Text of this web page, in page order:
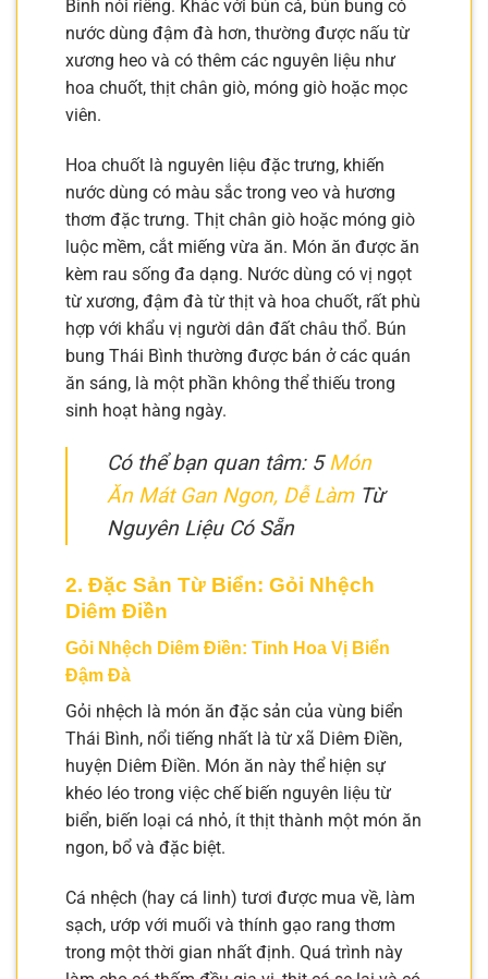
Bình nói riêng. Khác với bún cá, bún bung có
nước dùng đậm đà hơn, thường được nấu từ
xương heo và có thêm các nguyên liệu như
hoa chuốt, thịt chân giò, móng giò hoặc mọc
viên.
Hoa chuốt là nguyên liệu đặc trưng, khiến
nước dùng có màu sắc trong veo và hương
thơm đặc trưng. Thịt chân giò hoặc móng giò
luộc mềm, cắt miếng vừa ăn. Món ăn được ăn
kèm rau sống đa dạng. Nước dùng có vị ngọt
từ xương, đậm đà từ thịt và hoa chuốt, rất phù
hợp với khẩu vị người dân đất châu thổ. Bún
bung Thái Bình thường được bán ở các quán
ăn sáng, là một phần không thể thiếu trong
sinh hoạt hàng ngày.
Có thể bạn quan tâm: 5Món
Ăn Mát Gan Ngon, Dễ LàmTừ
Nguyên Liệu Có Sẵn
2. Đặc Sản Từ Biển: Gỏi Nhệch
Diêm Điền
Gỏi Nhệch Diêm Điền: Tinh Hoa Vị Biển
Đậm Đà
Gỏi nhệch là món ăn đặc sản của vùng biển
Thái Bình, nổi tiếng nhất là từ xã Diêm Điền,
huyện Diêm Điền. Món ăn này thể hiện sự
khéo léo trong việc chế biến nguyên liệu từ
biển, biến loại cá nhỏ, ít thịt thành một món ăn
ngon, bổ và đặc biệt.
Cá nhệch (hay cá linh) tươi được mua về, làm
sạch, ướp với muối và thính gạo rang thơm
trong một thời gian nhất định. Quá trình này